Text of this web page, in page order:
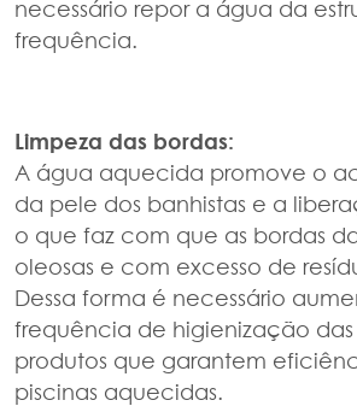
necessário repor a água da
frequência.
Limpeza das bordas:
A água aquecida promove o
da pele dos banhistas e a
o que faz com que as bordas
oleosas e com excesso de
Dessa forma é necessário
frequência de higienização
produtos que garantem
piscinas aquecidas.